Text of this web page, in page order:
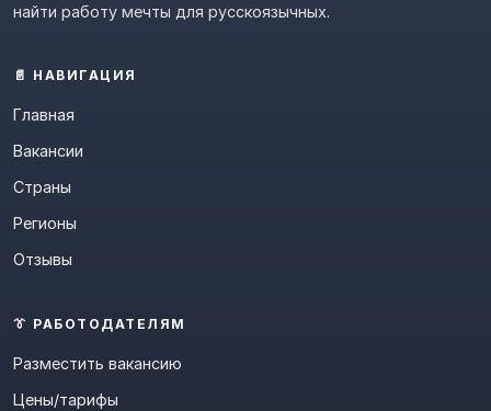
найти работу мечты для русскоязычных.
📄 НАВИГАЦИЯ
Главная
Вакансии
Страны
Регионы
Отзывы
👔 РАБОТОДАТЕЛЯМ
Разместить вакансию
Цены/тарифы